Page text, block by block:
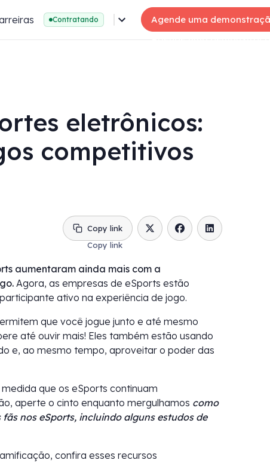
Contratando Agende uma
eletrônicos:
competitivos
Copy link
aumentaram ainda mais com a
Agora, as empresas de eSports estão
ativo na experiência de jogo.
que você jogue junto e até mesmo
até ouvir mais! Eles também estão usando
e, ao mesmo tempo, aproveitar o poder das
que os eSports continuam
aperte o cinto enquanto mergulhamos como
nos eSports, incluindo alguns estudos de
confira esses recursos